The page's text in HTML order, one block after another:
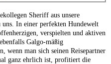
Sheriff aus unsere
In einer perfekten Hundewelt
verspielten und aktiven
Galgo-mäßig
wenn man sich seinen Reisepartner
ganz ehrlich ist, profitiert die